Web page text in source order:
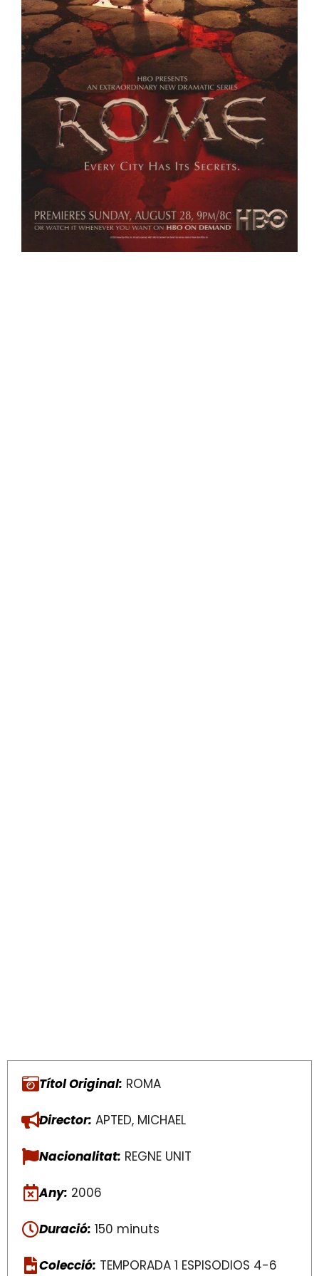
Títol Original: ROMA
Director: APTED, MICHAEL
Nacionalitat: REGNE UNIT
Any: 2006
Duració: 150 minuts
Colecció: TEMPORADA 1 ESPISODIOS 4-6